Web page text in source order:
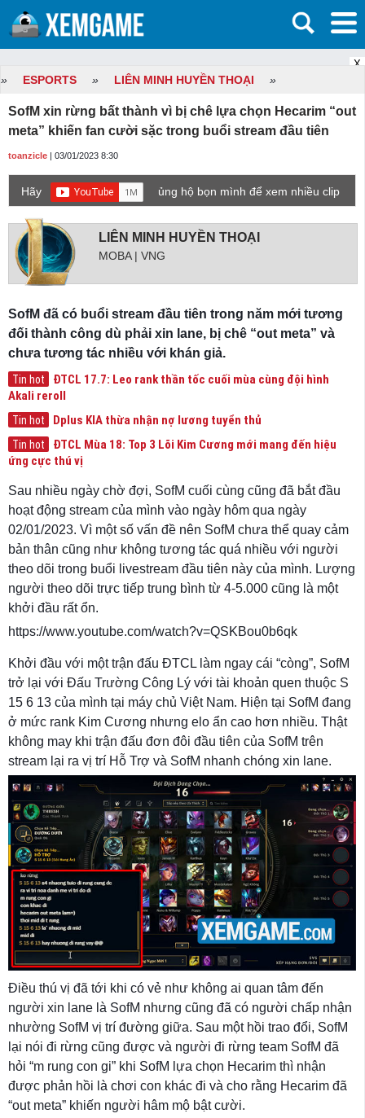
X
» ESPORTS » LIÊN MINH HUYỀN THOẠI »
SofM xin rừng bất thành vì bị chê lựa chọn Hecarim “out
meta” khiến fan cười sặc trong buổi stream đầu tiên
toanzicle | 03/01/2023 8:30
Hãy
ủng hộ bọn mình để xem nhiều clip
LIÊN MINH HUYỀN THOẠI
MOBA | VNG
SofM đã có buổi stream đầu tiên trong năm mới tương
đối thành công dù phải xin lane, bị chê “out meta” và
chưa tương tác nhiều với khán giả.
Tin hot
ĐTCL 17.7: Leo rank thần tốc cuối mùa cùng đội hình
Akali reroll
Tin hot Dplus KIA thừa nhận nợ lương tuyển thủ
Tin hot
ĐTCL Mùa 18: Top 3 Lõi Kim Cương mới mang đến hiệu
ứng cực thú vị
Sau nhiều ngày chờ đợi, SofM cuối cùng cũng đã bắt đầu
hoạt động stream của mình vào ngày hôm qua ngày
02/01/2023. Vì một số vấn đề nên SofM chưa thể quay cảm
bản thân cũng như không tương tác quá nhiều với người
theo dõi trong buổi livestream đầu tiên này của mình. Lượng
người theo dõi trực tiếp trung bình từ 4-5.000 cũng là một
khởi đầu rất ổn.
https://www.youtube.com/watch?v=QSKBou0b6qk
Khởi đầu với một trận đấu ĐTCL làm ngay cái “còng”, SofM
trở lại với Đấu Trường Công Lý với tài khoản quen thuộc S
15 6 13 của mình tại máy chủ Việt Nam. Hiện tại SofM đang
ở mức rank Kim Cương nhưng elo ẩn cao hơn nhiều. Thật
không may khi trận đấu đơn đôi đầu tiên của SofM trên
stream lại ra vị trí Hỗ Trợ và SofM nhanh chóng xin lane.
Điều thú vị đã tới khi có vẻ như không ai quan tâm đến
người xin lane là SofM nhưng cũng đã có người chấp nhận
nhường SofM vị trí đường giữa. Sau một hồi trao đổi, SofM
lại nói đi rừng cũng được và người đi rừng team SofM đã
hỏi “m rung con gi” khi SofM lựa chọn Hecarim thì nhận
được phản hồi là chơi con khác đi và cho rằng Hecarim đã
“out meta” khiến người hâm mộ bật cười.